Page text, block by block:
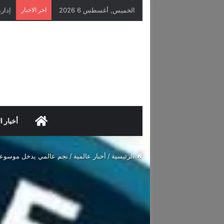
الخميس, أغسطس 6 2026 اخر الاخبار
HOMEأخبار
الرئيسية / أخبار عالمية /نجم عالمي يدخل موسوعة